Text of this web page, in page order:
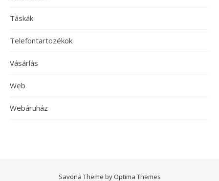
Táskák
Telefontartozékok
Vásárlás
Web
Webáruház
Savona Theme by Optima Themes